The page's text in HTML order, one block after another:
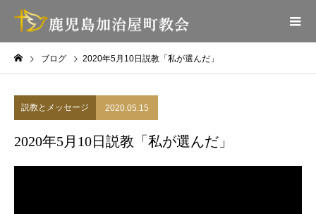
ブログ 2020年5月10日説教「私が選んだ」
説教とメッセージ 2020.05.15
2020年5月10日説教「私が選んだ」